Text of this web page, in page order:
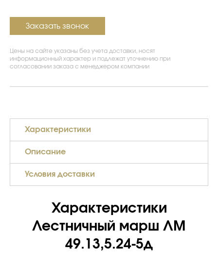
Заказать звонок
Цены на сайте указаны без учета доставки, носят
информационный характер и подлежат уточнению при
согласовании заказа с менеджером компании
Характеристики
Описание
Условия доставки
Характеристики
Лестничный марш ЛМ
49.13,5.24-5д